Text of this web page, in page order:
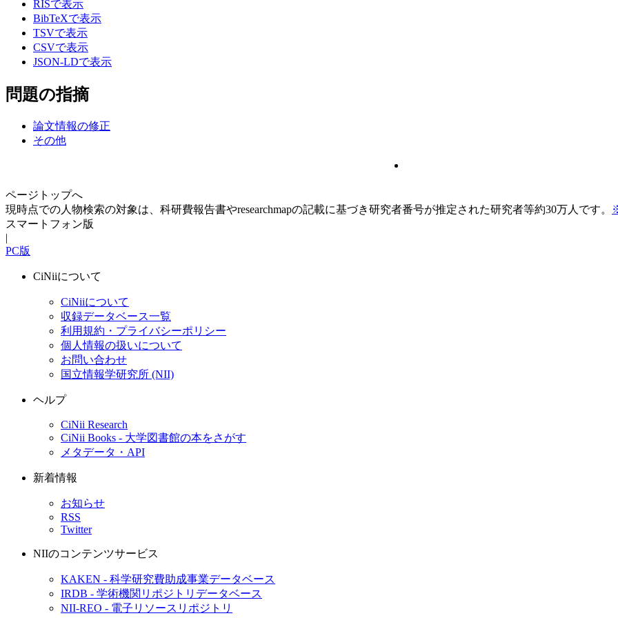
RISで表示
BibTeXで表示
TSVで表示
CSVで表示
JSON-LDで表示
問題の指摘
論文情報の修正
その他
ページトップへ
現時点での人物検索の対象は、科研費報告書やresearchmapの記載に基づき研究者番号が推定された研究者等約30万人です。
スマートフォン版
|
PC版
CiNiiについて
CiNiiについて
収録データベース一覧
利用規約・プライバシーポリシー
個人情報の扱いについて
お問い合わせ
国立情報学研究所 (NII)
ヘルプ
CiNii Research
CiNii Books - 大学図書館の本をさがす
メタデータ・API
新着情報
お知らせ
RSS
Twitter
NIIのコンテンツサービス
KAKEN - 科学研究費助成事業データベース
IRDB - 学術機関リポジトリデータベース
NII-REO - 電子リソースリポジトリ